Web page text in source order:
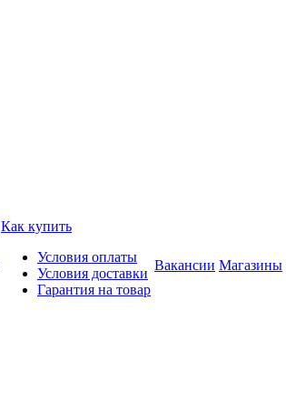
Как купить
Условия оплаты
Условия доставки
Гарантия на товар
Вакансии Магазины